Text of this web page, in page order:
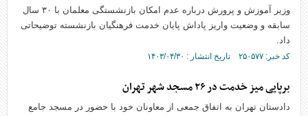
وزیر آموزش و پرورش درباره عدم امکان بازنشستگی معلمان با ۳۰ سال
سابقه و وضعیت واریز پاداش پایان خدمت فرهنگیان بازنشسته توضیحاتی
داد.
کد خبر: ۲۵۰۵۷۷ تاریخ انتشار : ۱۴۰۳/۰۴/۳۰
برپایی میز خدمت در ۲۶ مسجد شهر تهران
دادستان تهران به اتفاق جمعی از معاونان خود با حضور در مسجد جامع